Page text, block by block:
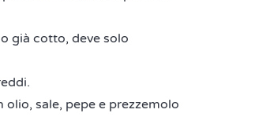
già cotto, deve solo
sale, pepe e prezzemolo